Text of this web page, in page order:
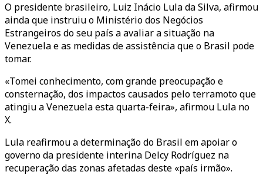
O presidente brasileiro, Luiz Inácio Lula da Silva, afirmou
ainda que instruiu o Ministério dos Negócios
Estrangeiros do seu país a avaliar a situação na
Venezuela e as medidas de assistência que o Brasil pode
tomar.
«Tomei conhecimento, com grande preocupação e
consternação, dos impactos causados pelo terramoto que
atingiu a Venezuela esta quarta-feira», afirmou Lula no
X.
Lula reafirmou a determinação do Brasil em apoiar o
governo da presidente interina Delcy Rodríguez na
recuperação das zonas afetadas deste «país irmão».